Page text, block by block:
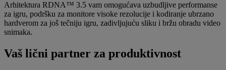
Arhitektura RDNA™ 3.5 vam omogućava uzbudljive performanse
za igru, podršku za monitore visoke rezolucije i kodiranje ubrzano
hardverom za još tečniju igru, zadivljujuću sliku i bržu obradu video
snimaka.
Vaš lični partner za produktivnost